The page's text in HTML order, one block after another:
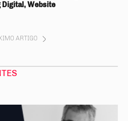
Website
ARTIGO